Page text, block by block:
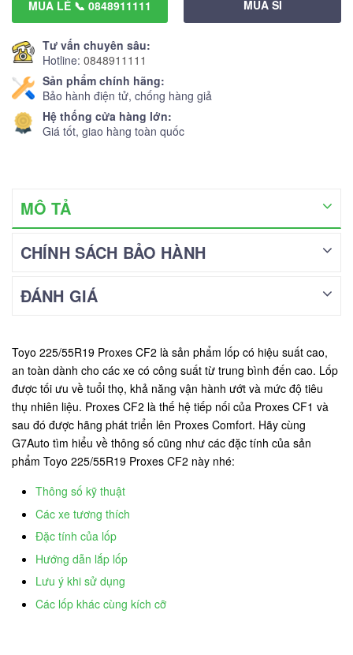
MUA LẺ 📞 0848911111 MUA SỈ
Tư vấn chuyên sâu:
Hotline: 0848911111
Sản phẩm chính hãng:
Bảo hành điện tử, chống hàng giả
Hệ thống cửa hàng lớn:
Giá tốt, giao hàng toàn quốc
MÔ TẢ
CHÍNH SÁCH BẢO HÀNH
ĐÁNH GIÁ
Toyo 225/55R19 Proxes CF2 là sản phẩm lốp có hiệu suất cao,
an toàn dành cho các xe có công suất từ trung bình đến cao. Lốp
được tối ưu về tuổi thọ, khả năng vận hành ướt và mức độ tiêu
thụ nhiên liệu. Proxes CF2 là thế hệ tiếp nối của Proxes CF1 và
sau đó được hãng phát triển lên Proxes Comfort. Hãy cùng
G7Auto tìm hiểu về thông số cũng như các đặc tính của sản
phẩm Toyo 225/55R19 Proxes CF2 này nhé:
Thông số kỹ thuật
Các xe tương thích
Đặc tính của lốp
Hướng dẫn lắp lốp
Lưu ý khi sử dụng
Các lốp khác cùng kích cỡ